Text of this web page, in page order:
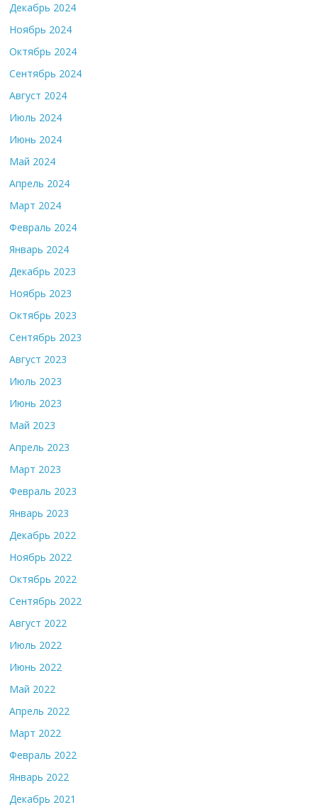
Декабрь 2024
Ноябрь 2024
Октябрь 2024
Сентябрь 2024
Август 2024
Июль 2024
Июнь 2024
Май 2024
Апрель 2024
Март 2024
Февраль 2024
Январь 2024
Декабрь 2023
Ноябрь 2023
Октябрь 2023
Сентябрь 2023
Август 2023
Июль 2023
Июнь 2023
Май 2023
Апрель 2023
Март 2023
Февраль 2023
Январь 2023
Декабрь 2022
Ноябрь 2022
Октябрь 2022
Сентябрь 2022
Август 2022
Июль 2022
Июнь 2022
Май 2022
Апрель 2022
Март 2022
Февраль 2022
Январь 2022
Декабрь 2021